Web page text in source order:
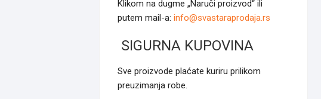
Klikom na dugme „Naruči proizvod“ ili
putem mail-a: info@svastaraprodaja.rs
SIGURNA KUPOVINA
Sve proizvode plaćate kuriru prilikom
preuzimanja robe.